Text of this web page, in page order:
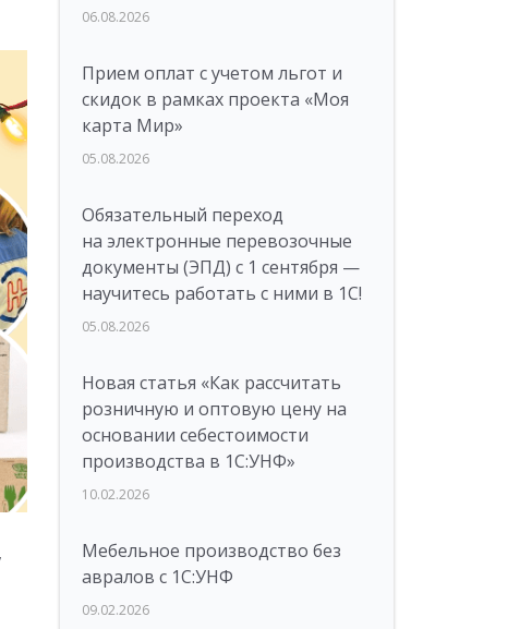
06.08.2026
Прием оплат с учетом льгот и
скидок в рамках проекта «Моя
карта Мир»
05.08.2026
Обязательный переход
на электронные перевозочные
документы (ЭПД) с 1 сентября —
научитесь работать с ними в 1С!
05.08.2026
Новая статья «Как рассчитать
розничную и оптовую цену на
основании себестоимости
производства в 1С:УНФ»
10.02.2026
Мебельное производство без
авралов с 1С:УНФ
09.02.2026